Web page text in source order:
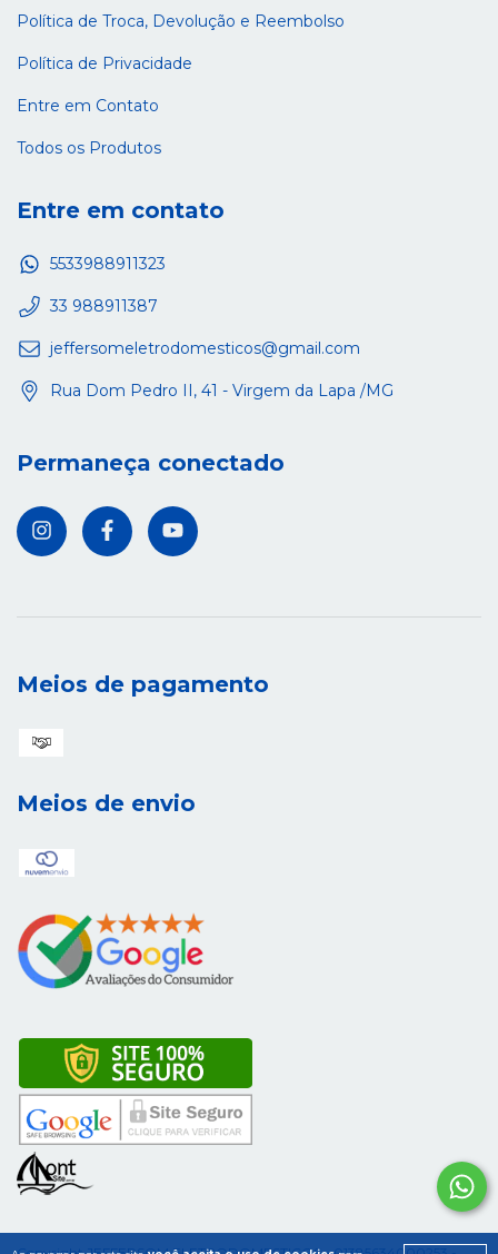
Política de Troca, Devolução e Reembolso
Política de Privacidade
Entre em Contato
Todos os Produtos
Entre em contato
5533988911323
33 988911387
jeffersomeletrodomesticos@gmail.com
Rua Dom Pedro II, 41 - Virgem da Lapa /MG
Permaneça conectado
Meios de pagamento
Meios de envio